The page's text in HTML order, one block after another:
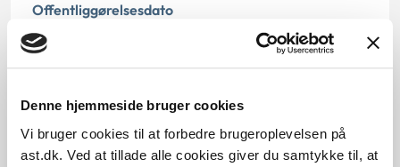
Denne hjemmeside bruger cookies
Vi bruger cookies til at forbedre brugeroplevelsen på
ast.dk. Ved at tillade alle cookies giver du samtykke til, at
Offentliggørelsesdato
11.07.2013
§ 2 § 33 § 36 § 6 § 21